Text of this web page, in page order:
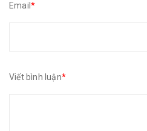
Email *
Viết bình luận*